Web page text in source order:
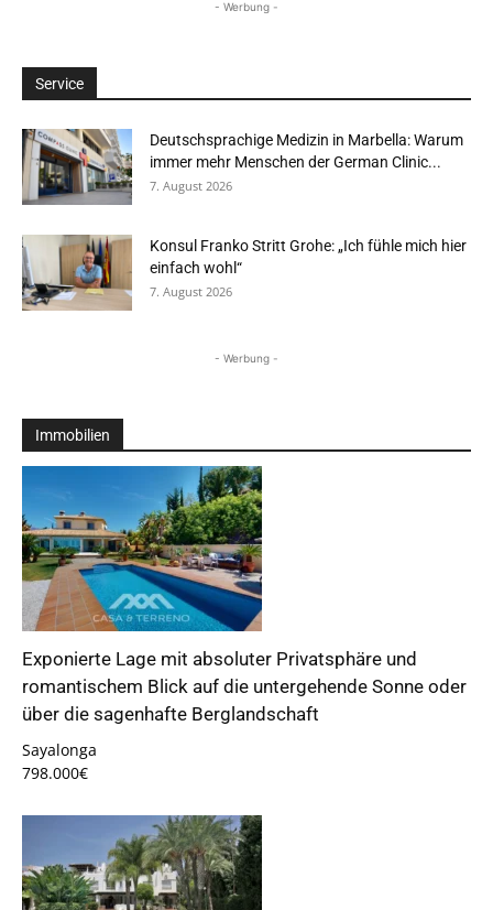
- Werbung -
Service
Deutschsprachige Medizin in Marbella: Warum
immer mehr Menschen der German Clinic...
7. August 2026
Konsul Franko Stritt Grohe: „Ich fühle mich hier
einfach wohl“
7. August 2026
- Werbung -
Immobilien
Exponierte Lage mit absoluter Privatsphäre und
romantischem Blick auf die untergehende Sonne oder
über die sagenhafte Berglandschaft
Sayalonga
798.000€